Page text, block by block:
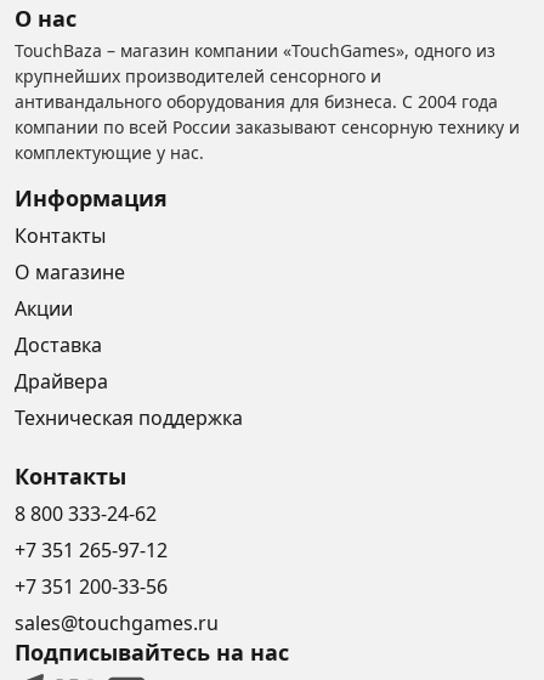
О нас
TouchBaza – магазин компании «TouchGames», одного из
крупнейших производителей сенсорного и
антивандального оборудования для бизнеса. С 2004 года
компании по всей России заказывают сенсорную технику и
комплектующие у нас.
Информация
Контакты
О магазине
Акции
Доставка
Драйвера
Техническая поддержка
Контакты
8 800 333-24-62
+7 351 265-97-12
+7 351 200-33-56
sales@touchgames.ru
Подписывайтесь на нас